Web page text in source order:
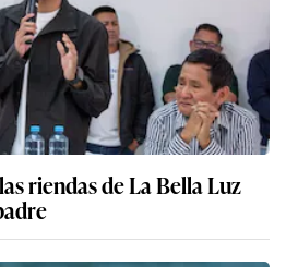
riendas de La Bella Luz